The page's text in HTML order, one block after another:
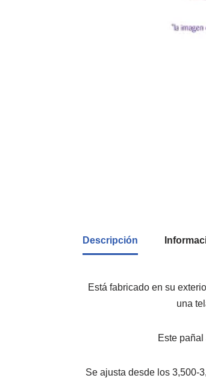
Descripción
Está fabricado en su
una
Este
Se ajusta desde los 3,500-